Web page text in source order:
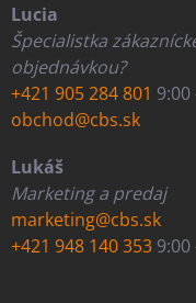
Lucia
Špecialistka
objednávkou?
+421 905 284 801 9:00
obchod@cbs.sk
Lukáš
Marketing a predaj
marketing@cbs.sk
+421 948 140 353 9:00